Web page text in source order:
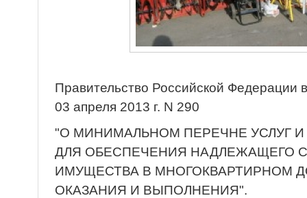
Правительство Российской Федерации
03 апреля 2013 г. N 290
"О МИНИМАЛЬНОМ ПЕРЕЧНЕ УСЛУГ
ДЛЯ ОБЕСПЕЧЕНИЯ НАДЛЕЖАЩЕГО
ИМУЩЕСТВА В МНОГОКВАРТИРНОМ
ОКАЗАНИЯ И ВЫПОЛНЕНИЯ".